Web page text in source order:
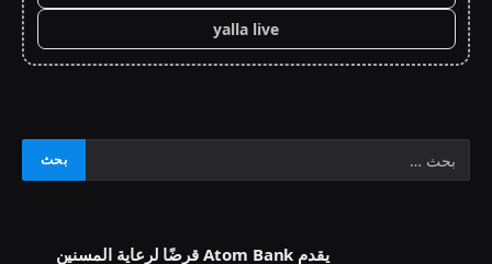
yalla live
يقدم Atom Bank قرضًا لرعاية المسنين